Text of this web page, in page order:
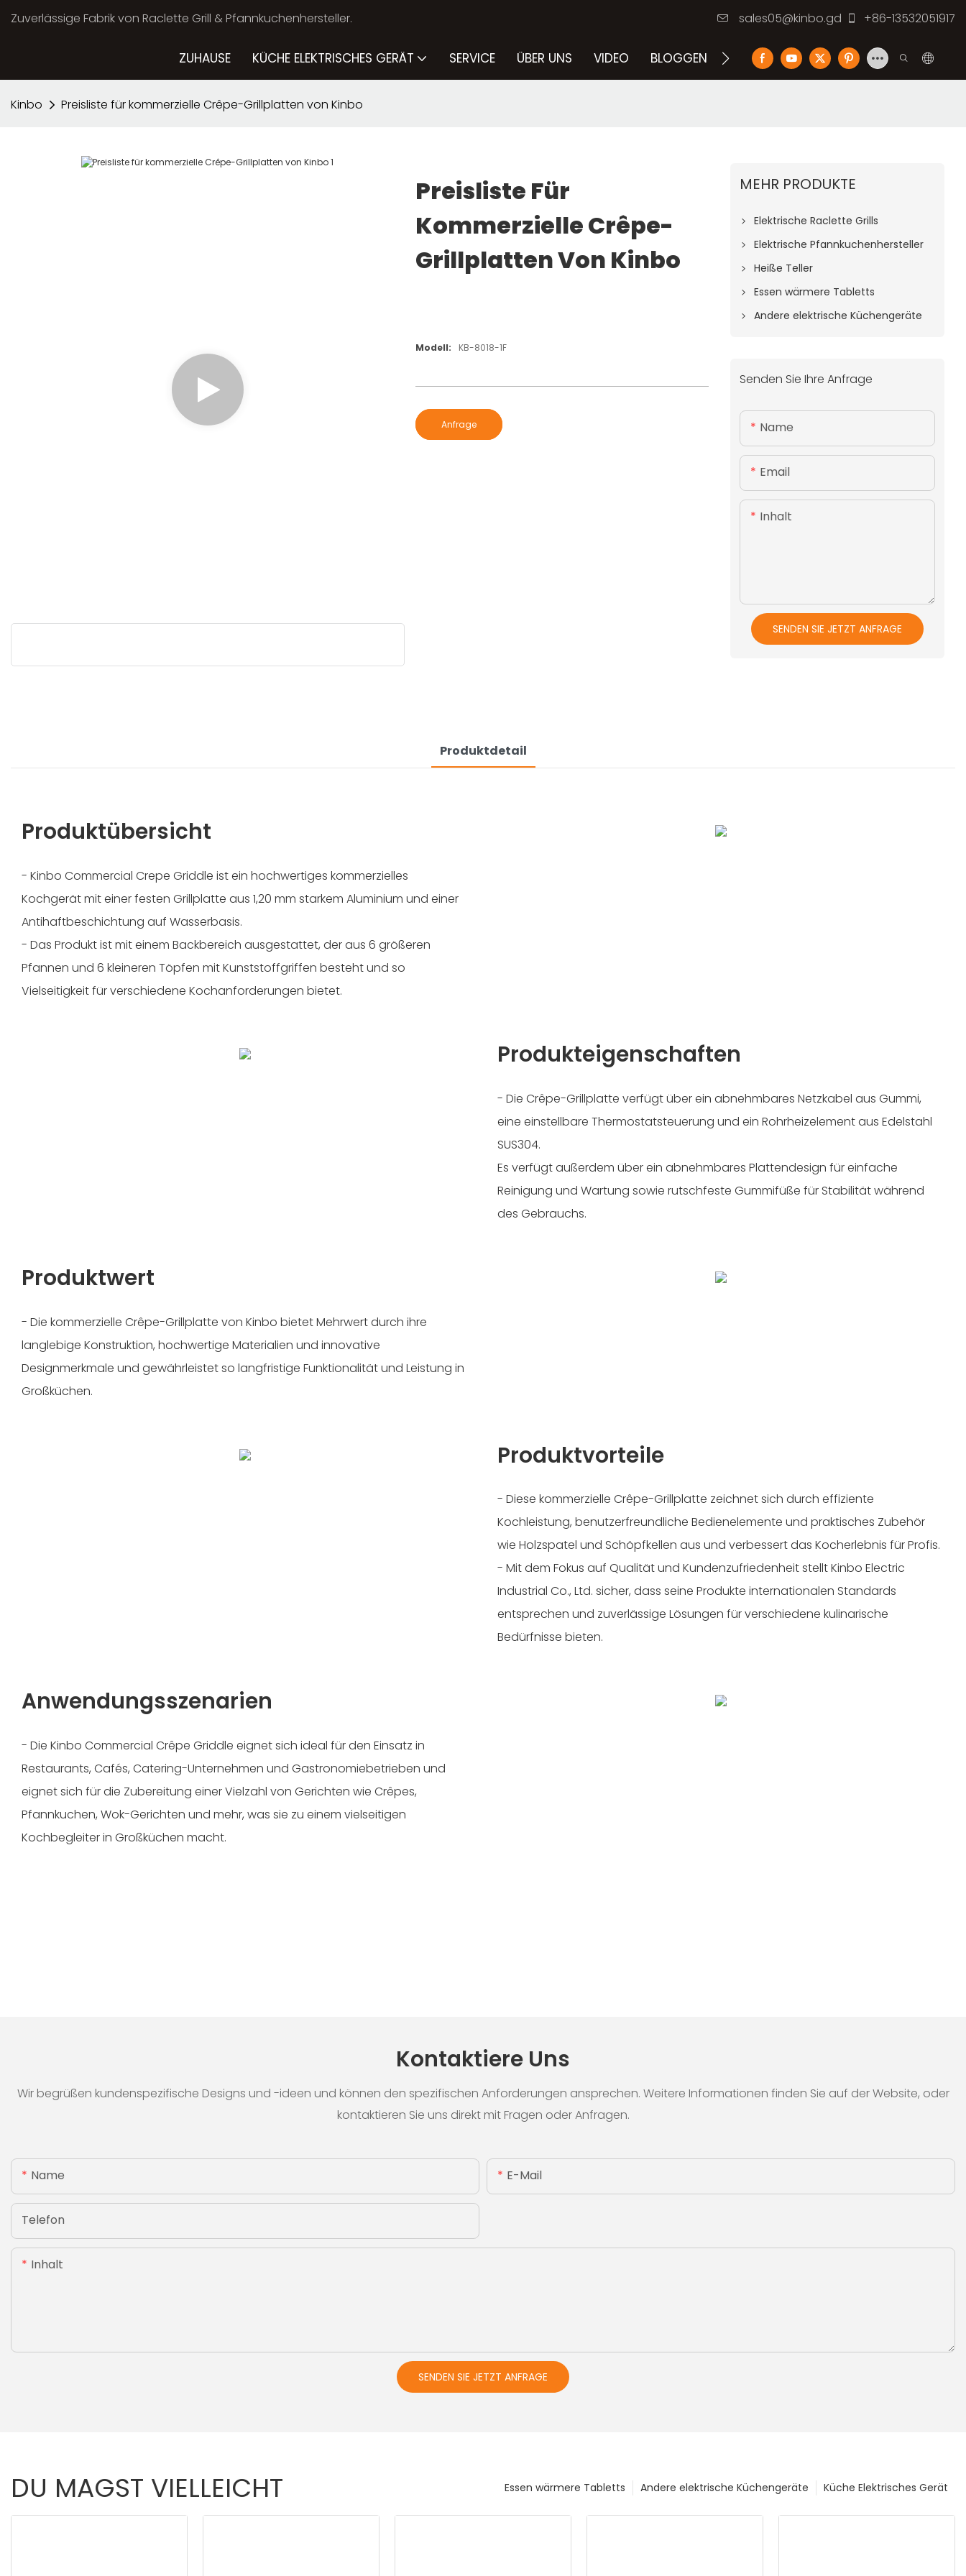
Zuverlässige Fabrik von Raclette Grill & Pfannkuchenhersteller. sales05@kinbo.gd +86-13532051917
ZUHAUSE KÜCHE ELEKTRISCHES GERÄT SERVICE ÜBER UNS VIDEO BLOGGEN KONTAKTIEREN SIE UNS
Kinbo Preisliste für kommerzielle Crêpe-Grillplatten von Kinbo
Preisliste Für
Kommerzielle Crêpe-
Grillplatten Von Kinbo
Modell: KB-8018-1F
Anfrage
MEHR PRODUKTE
Elektrische Raclette Grills
Elektrische Pfannkuchenhersteller
Heiße Teller
Essen wärmere Tabletts
Andere elektrische Küchengeräte
Senden Sie Ihre Anfrage
Name
Email
Inhalt
SENDEN SIE JETZT ANFRAGE
Produktdetail
Produktübersicht
- Kinbo Commercial Crepe Griddle ist ein hochwertiges kommerzielles
Kochgerät mit einer festen Grillplatte aus 1,20 mm starkem Aluminium und einer
Antihaftbeschichtung auf Wasserbasis.
- Das Produkt ist mit einem Backbereich ausgestattet, der aus 6 größeren
Pfannen und 6 kleineren Töpfen mit Kunststoffgriffen besteht und so
Vielseitigkeit für verschiedene Kochanforderungen bietet.
Produkteigenschaften
- Die Crêpe-Grillplatte verfügt über ein abnehmbares Netzkabel aus Gummi,
eine einstellbare Thermostatsteuerung und ein Rohrheizelement aus Edelstahl
SUS304.
Es verfügt außerdem über ein abnehmbares Plattendesign für einfache
Reinigung und Wartung sowie rutschfeste Gummifüße für Stabilität während
des Gebrauchs.
Produktwert
- Die kommerzielle Crêpe-Grillplatte von Kinbo bietet Mehrwert durch ihre
langlebige Konstruktion, hochwertige Materialien und innovative
Designmerkmale und gewährleistet so langfristige Funktionalität und Leistung in
Großküchen.
Produktvorteile
- Diese kommerzielle Crêpe-Grillplatte zeichnet sich durch effiziente
Kochleistung, benutzerfreundliche Bedienelemente und praktisches Zubehör
wie Holzspatel und Schöpfkellen aus und verbessert das Kocherlebnis für Profis.
- Mit dem Fokus auf Qualität und Kundenzufriedenheit stellt Kinbo Electric
Industrial Co., Ltd. sicher, dass seine Produkte internationalen Standards
entsprechen und zuverlässige Lösungen für verschiedene kulinarische
Bedürfnisse bieten.
Anwendungsszenarien
- Die Kinbo Commercial Crêpe Griddle eignet sich ideal für den Einsatz in
Restaurants, Cafés, Catering-Unternehmen und Gastronomiebetrieben und
eignet sich für die Zubereitung einer Vielzahl von Gerichten wie Crêpes,
Pfannkuchen, Wok-Gerichten und mehr, was sie zu einem vielseitigen
Kochbegleiter in Großküchen macht.
Kontaktiere Uns
Wir begrüßen kundenspezifische Designs und -ideen und können den spezifischen Anforderungen ansprechen. Weitere Informationen finden Sie auf der Website, oder
kontaktieren Sie uns direkt mit Fragen oder Anfragen.
Name E-Mail
Telefon
Inhalt
SENDEN SIE JETZT ANFRAGE
DU MAGST VIELLEICHT Küche Elektrisches Gerät
Andere elektrische Küchengeräte
Essen wärmere Tabletts